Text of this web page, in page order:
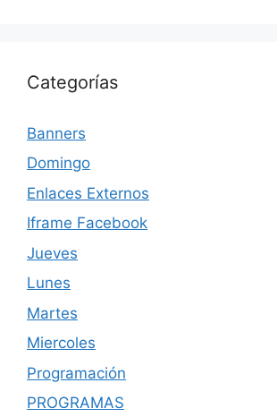
Categorías
Banners
Domingo
Enlaces Externos
Iframe Facebook
Jueves
Lunes
Martes
Miercoles
Programación
PROGRAMAS